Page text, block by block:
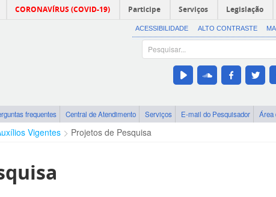
CORONAVÍRUS (COVID-19) Participe Serviços Legislação
ACESSIBILIDADE ALTO CONTRASTE
frequentes Central de Atendimento Serviços E-mail do Pesquisador Área
Vigentes Projetos de Pesquisa